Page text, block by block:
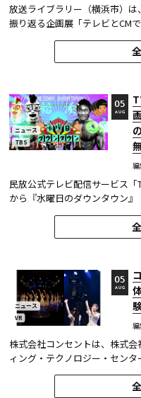
放送ライブラリー（横浜市）
振り返る企画展「テレビとCM
月7日～9月27日に開催する。
ニュース
TBS
05
AUG
民放公式テレビ配信サービス「
から『水曜日のダウンタウン
去に放送された傑作エピソー
ピソードが動画配信サービス
ニュース
VR
05
AUG
株式会社コンセントは、株式
ィング・テクノロジー・センタ
野角のImmersive Video（以下
た心理実験に協力し、そのプ